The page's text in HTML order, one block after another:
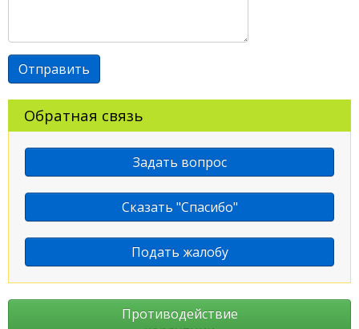
Обратная связь
Задать вопрос
Сказать "Спасибо"
Подать жалобу
Противодействие